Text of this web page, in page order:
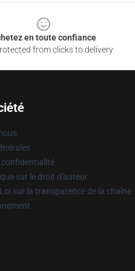
en toute confiance
from clicks to delivery
confidentialité
sur le droit d'auteur
sur la transparence de la chaîne